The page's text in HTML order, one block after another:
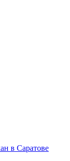
в Саратове